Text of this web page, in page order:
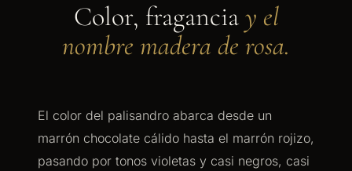
Color, fraganciay el
nombre madera de rosa.
El color del palisandro abarca desde un
marrón chocolate cálido hasta el marrón rojizo,
pasando por tonos violetas y casi negros, casi